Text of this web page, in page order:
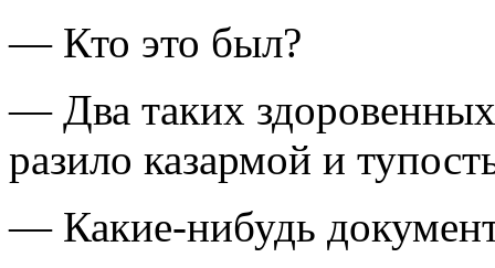
— Кто это был?
— Два таких
разило казармой и
— Какие-нибудь